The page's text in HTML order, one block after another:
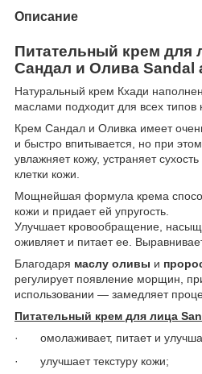
Описание
Питательный крем для
Сандал и Олива Sandal
Натуральный крем Кхади
маслами подходит для всех типов
Крем Сандал и Оливка имеет
и быстро впитывается, но при
увлажняет кожу, устраняет
клетки кожи.
Мощнейшая формула крема
кожи и придает ей упругость.
Улучшает кровообращение,
оживляет и питает ее.
Благодаря маслу оливы и
регулирует появление морщин,
использовании — замедляет
Питательный крем для лица
·
омолаживает, питает и
·
улучшает текстуру кожи;